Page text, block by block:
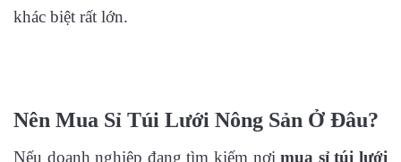
khác biệt rất lớn.
Nên Mua Sỉ Túi Lưới Nông Sản Ở Đâu?
Nếu doanh nghiệp đang tìm kiếm nơimua sỉ túi lưới